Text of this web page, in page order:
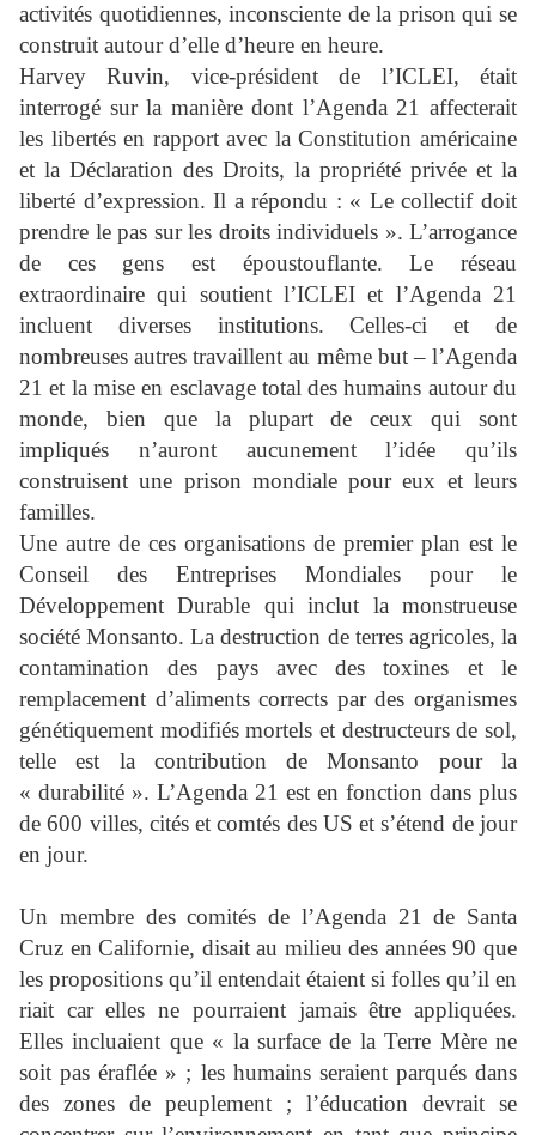
activités quotidiennes, inconsciente de la prison qui se
construit autour d’elle d’heure en heure.
Harvey Ruvin, vice-président de l’ICLEI, était
interrogé sur la manière dont l’Agenda 21 affecterait
les libertés en rapport avec la Constitution américaine
et la Déclaration des Droits, la propriété privée et la
liberté d’expression. Il a répondu : « Le collectif doit
prendre le pas sur les droits individuels ». L’arrogance
de ces gens est époustouflante. Le réseau
extraordinaire qui soutient l’ICLEI et l’Agenda 21
incluent diverses institutions. Celles-ci et de
nombreuses autres travaillent au même but – l’Agenda
21 et la mise en esclavage total des humains autour du
monde, bien que la plupart de ceux qui sont
impliqués n’auront aucunement l’idée qu’ils
construisent une prison mondiale pour eux et leurs
familles.
Une autre de ces organisations de premier plan est le
Conseil des Entreprises Mondiales pour le
Développement Durable qui inclut la monstrueuse
société Monsanto. La destruction de terres agricoles, la
contamination des pays avec des toxines et le
remplacement d’aliments corrects par des organismes
génétiquement modifiés mortels et destructeurs de sol,
telle est la contribution de Monsanto pour la
« durabilité ». L’Agenda 21 est en fonction dans plus
de 600 villes, cités et comtés des US et s’étend de jour
en jour.
Un membre des comités de l’Agenda 21 de Santa
Cruz en Californie, disait au milieu des années 90 que
les propositions qu’il entendait étaient si folles qu’il en
riait car elles ne pourraient jamais être appliquées.
Elles incluaient que « la surface de la Terre Mère ne
soit pas éraflée » ; les humains seraient parqués dans
des zones de peuplement ; l’éducation devrait se